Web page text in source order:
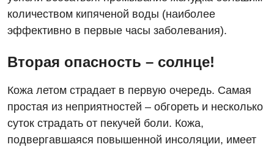
Неврология
Ортопедия и травматология
Оториноларингология
Офтальмологическое отделение
Проктология
количеством кипяченой воды (наиболее
эффективно в первые часы заболевания).
Вторая опасность – солнце!
Кожа летом страдает в первую очередь. Самая
простая из неприятностей – обгореть и несколько
суток страдать от пекучей боли. Кожа,
подвергавшаяся повышенной инсоляции, имеет